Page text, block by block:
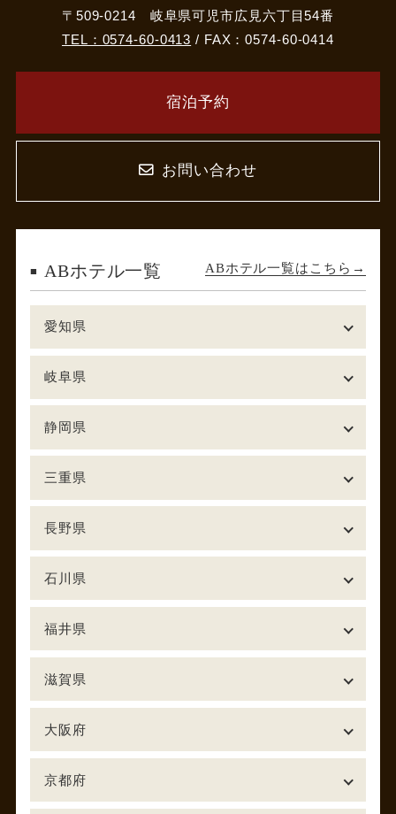
〒509-0214 岐阜県可児市広見六丁目54番
TEL：0574-60-0413 / FAX：0574-60-0414
宿泊予約
お問い合わせ
ABホテル一覧 ABホテル一覧はこちら
愛知県
岐阜県
静岡県
三重県
長野県
石川県
福井県
滋賀県
大阪府
京都府